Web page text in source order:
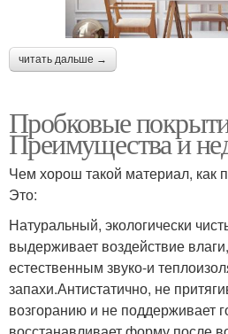
читать дальше →
Пробковые
Преимущества и
Чем хорош такой материал, как
Это:
Натуральный, экологически
выдерживает воздействие
естественным звуко-и
запахи.Антистатично, не
возгоранию и не поддерживает